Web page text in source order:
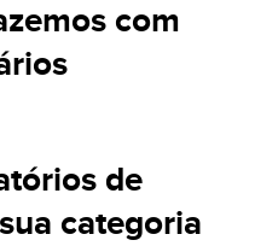
com
de
categoria